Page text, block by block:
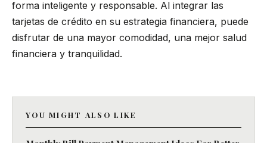
forma inteligente y responsable. Al integrar las
tarjetas de crédito en su estrategia financiera, puede
disfrutar de una mayor comodidad, una mejor salud
financiera y tranquilidad.
YOU MIGHT ALSO LIKE